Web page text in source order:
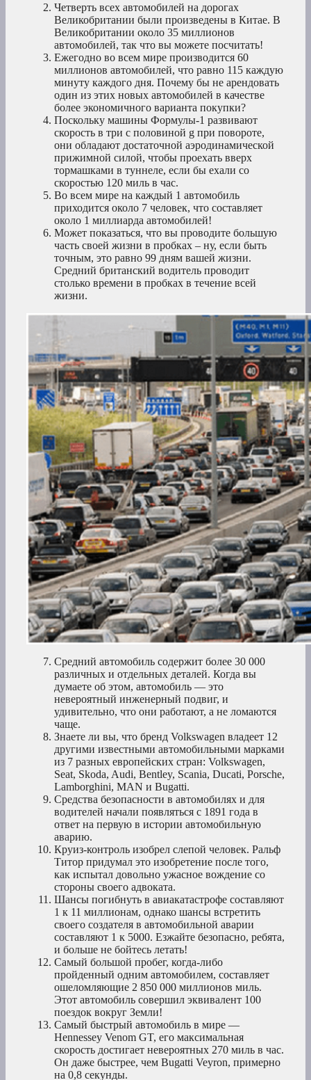
Четверть всех автомобилей на дорогах
Великобритании были произведены в Китае. В
Великобритании около 35 миллионов
автомобилей, так что вы можете посчитать!
Ежегодно во всем мире производится 60
миллионов автомобилей, что равно 115 каждую
минуту каждого дня. Почему бы не арендовать
один из этих новых автомобилей в качестве
более экономичного варианта покупки?
Поскольку машины Формулы-1 развивают
скорость в три с половиной g при повороте,
они обладают достаточной аэродинамической
прижимной силой, чтобы проехать вверх
тормашками в туннеле, если бы ехали со
скоростью 120 миль в час.
Во всем мире на каждый 1 автомобиль
приходится около 7 человек, что составляет
около 1 миллиарда автомобилей!
Может показаться, что вы проводите большую
часть своей жизни в пробках – ну, если быть
точным, это равно 99 дням вашей жизни.
Средний британский водитель проводит
столько времени в пробках в течение всей
жизни.
Средний автомобиль содержит более 30 000
различных и отдельных деталей. Когда вы
думаете об этом, автомобиль — это
невероятный инженерный подвиг, и
удивительно, что они работают, а не ломаются
чаще.
Знаете ли вы, что бренд Volkswagen владеет 12
другими известными автомобильными марками
из 7 разных европейских стран: Volkswagen,
Seat, Skoda, Audi, Bentley, Scania, Ducati, Porsche,
Lamborghini, MAN и Bugatti.
Средства безопасности в автомобилях и для
водителей начали появляться с 1891 года в
ответ на первую в истории автомобильную
аварию.
Круиз-контроль изобрел слепой человек. Ральф
Титор придумал это изобретение после того,
как испытал довольно ужасное вождение со
стороны своего адвоката.
Шансы погибнуть в авиакатастрофе составляют
1 к 11 миллионам, однако шансы встретить
своего создателя в автомобильной аварии
составляют 1 к 5000. Езжайте безопасно, ребята,
и больше не бойтесь летать!
Самый большой пробег, когда-либо
пройденный одним автомобилем, составляет
ошеломляющие 2 850 000 миллионов миль.
Этот автомобиль совершил эквивалент 100
поездок вокруг Земли!
Самый быстрый автомобиль в мире —
Hennessey Venom GT, его максимальная
скорость достигает невероятных 270 миль в час.
Он даже быстрее, чем Bugatti Veyron, примерно
на 0,8 секунды.